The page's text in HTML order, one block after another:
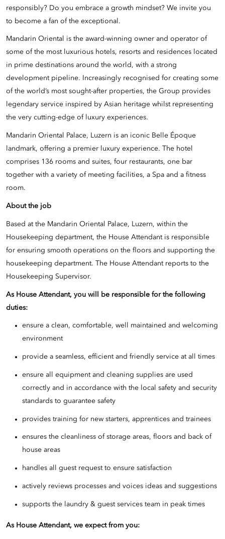
responsibly? Do you embrace a growth mindset? We invite you
to become a fan of the exceptional.
Mandarin Oriental is the award-winning owner and operator of
some of the most luxurious hotels, resorts and residences located
in prime destinations around the world, with a strong
development pipeline. Increasingly recognised for creating some
of the world’s most sought-after properties, the Group provides
legendary service inspired by Asian heritage whilst representing
the very cutting-edge of luxury experiences.
Mandarin Oriental Palace, Luzern is an iconic Belle Époque
landmark, offering a premier luxury experience. The hotel
comprises 136 rooms and suites, four restaurants, one bar
together with a variety of meeting facilities, a Spa and a fitness
room.
About the job
Based at the Mandarin Oriental Palace, Luzern, within the
Housekeeping department, the House Attendant is responsible
for ensuring smooth operations on the floors and supporting the
housekeeping department. The House Attendant reports to the
Housekeeping Supervisor.
As House Attendant, you will be responsible for the following
duties:
ensure a clean, comfortable, well maintained and welcoming
environment
provide a seamless, efficient and friendly service at all times
ensure all equipment and cleaning supplies are used
correctly and in accordance with the local safety and security
standards to guarantee safety
provides training for new starters, apprentices and trainees
ensures the cleanliness of storage areas, floors and back of
house areas
handles all guest request to ensure satisfaction
actively reviews processes and voices ideas and suggestions
supports the laundry & guest services team in peak times
As House Attendant, we expect from you: